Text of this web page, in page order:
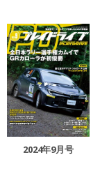
2024年9月号